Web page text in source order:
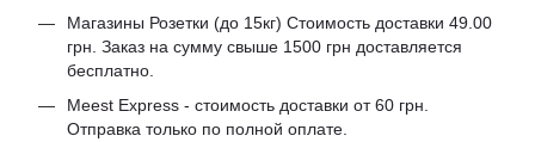
Магазины Розетки (до 15кг) Стоимость доставки 49.00
грн. Заказ на сумму свыше 1500 грн доставляется
бесплатно.
Meest Express - стоимость доставки от 60 грн.
Отправка только по полной оплате.